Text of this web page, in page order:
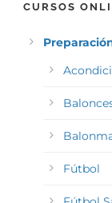
CURSOS
Fútbol